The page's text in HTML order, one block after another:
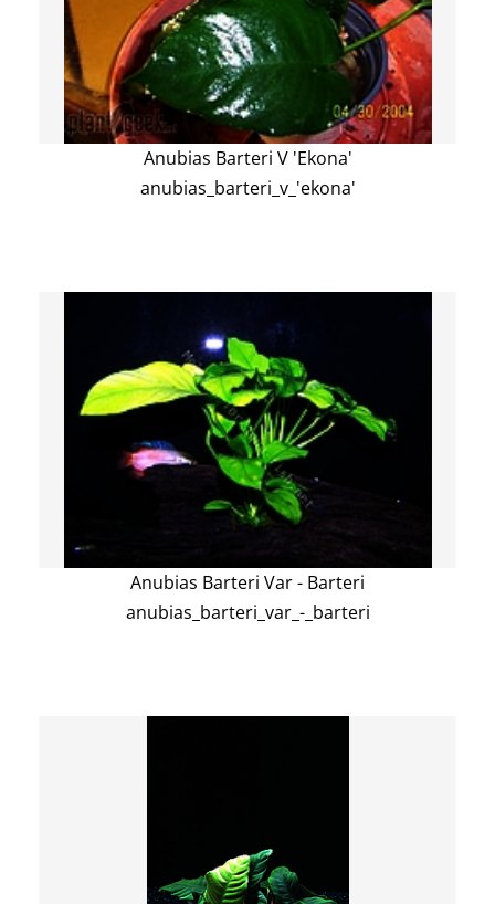
Anubias Barteri V 'Ekona'
anubias_barteri_v_'ekona'
Anubias Barteri Var - Barteri
anubias_barteri_var_-_barteri